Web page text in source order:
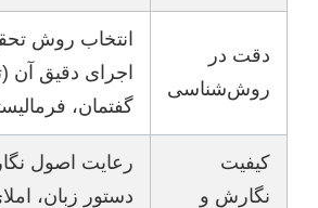
دقت در
روش‌شناسی
انتخاب روش
اجرای دقیق آن
گفتمان،
کیفیت
نگارش و
رعایت اصول
دستور زبان،